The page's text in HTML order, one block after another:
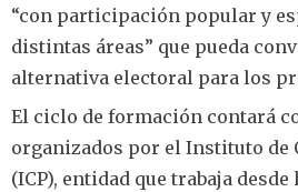
“con participación popular y
distintas áreas” que pueda
alternativa electoral para los
El ciclo de formación contará
organizados por el Instituto de
(ICP), entidad que trabaja desde